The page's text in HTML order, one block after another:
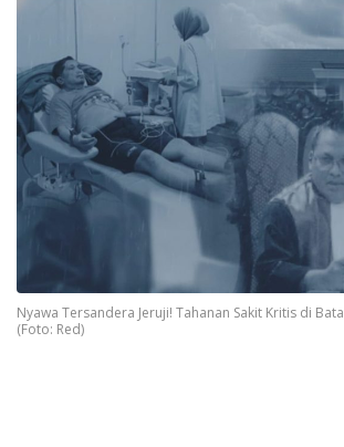
Nyawa Tersandera Jeruji! Tahanan Sakit Kritis di
(Foto: Red)